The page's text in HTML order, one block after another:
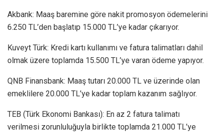
Akbank: Maaş baremine göre nakit promosyon ödemelerini
6.250 TL’den başlatıp 15.000 TL’ye kadar çıkarıyor.
Kuveyt Türk: Kredi kartı kullanımı ve fatura talimatları dahil
olmak üzere toplamda 15.500 TL’ye varan ödeme yapıyor.
QNB Finansbank: Maaş tutarı 20.000 TL ve üzerinde olan
emeklilere 20.000 TL’ye kadar toplam kazanım sağlıyor.
TEB (Türk Ekonomi Bankası): En az 2 fatura talimatı
verilmesi zorunluluğuyla birlikte toplamda 21.000 TL’ye